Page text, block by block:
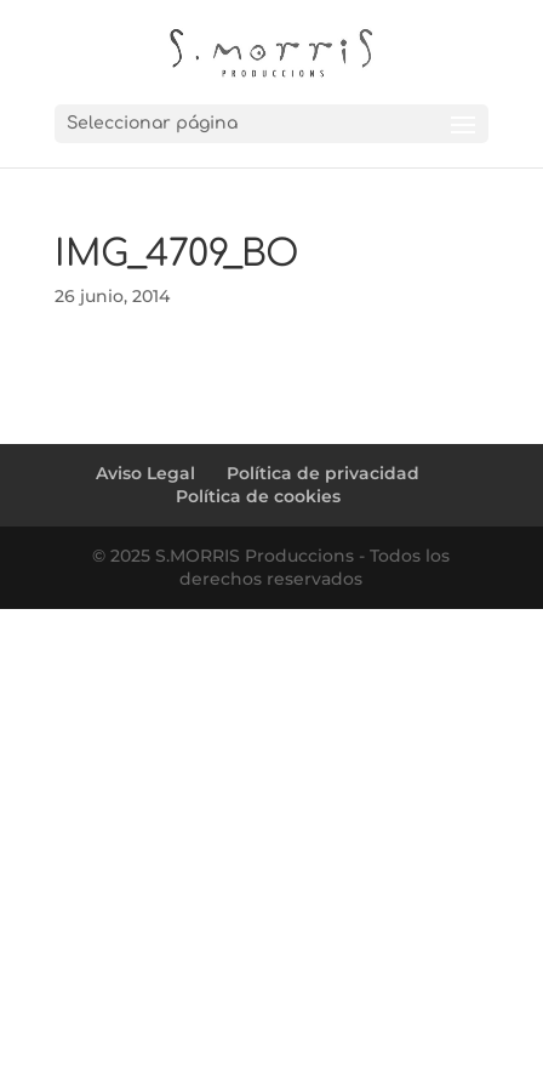
Seleccionar página
IMG_4709_BO
26 junio, 2014
Aviso Legal
Política de privacidad
Política de cookies
© 2025 S.MORRIS Produccions - Todos los
derechos reservados